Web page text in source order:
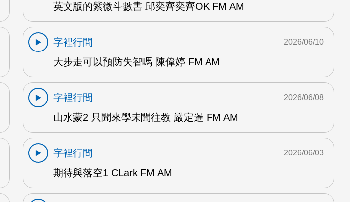
英文版的紫微斗數書 邱奕齊奕齊OK FM AM
字裡行間
大步走可以預防失智嗎 陳偉婷 FM AM
2026/06/10
字裡行間
山水蒙2 只聞來學未聞往教 嚴定暹 FM AM
2026/06/08
字裡行間
期待與落空1 CLark FM AM
2026/06/03